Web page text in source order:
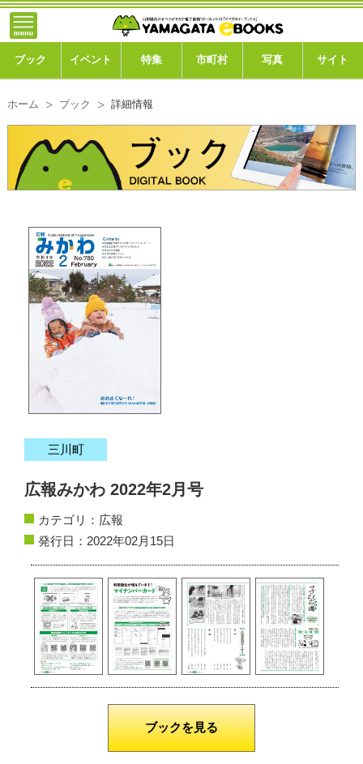
ブック イベント 特集 市町村 写真 サイト
ホーム ブック 詳細情報
三川町
広報みかわ 2022年2月号
カテゴリ： 広報
発行日：2022年02月15日
ブックを見る
トップ
ブック
市町村
このサイトについて
運営会社
ご利用ガイド
よくある質問
サイトマップ
個人情報保護方針
動作環境
リンク集
}; -->